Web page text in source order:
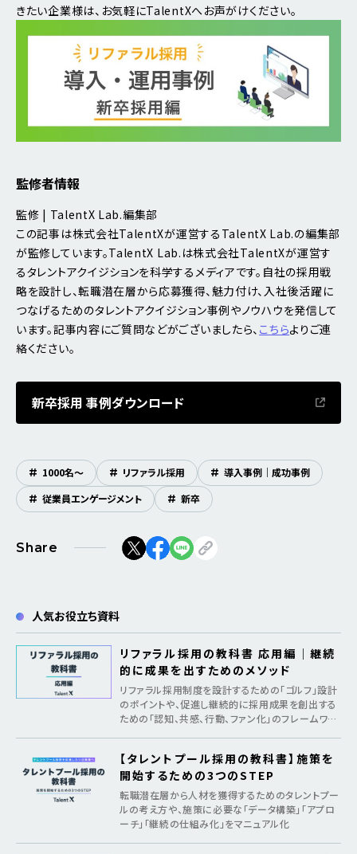
きたい企業様は、お気軽にTalentXへお声がけください。
監修者情報
監修 | TalentX Lab.編集部
この記事は株式会社TalentXが運営するTalentX Lab.の編集部
が監修しています。TalentX Lab.は株式会社TalentXが運営す
るタレントアクイジションを科学するメディアです。自社の採用戦
略を設計し、転職潜在層から応募獲得、魅力付け、入社後活躍に
つなげるためのタレントアクイジション事例やノウハウを発信して
います。記事内容にご質問などがございましたら、 こちらよりご連
絡ください。
新卒採用 事例ダウンロード
# 1000名〜 # リファラル採用 # 導入事例｜成功事例
# 従業員エンゲージメント # 新卒
Share
人気お役立ち資料
リファラル採用の教科書 応用編｜継続
的に成果を出すためのメソッド
リファラル採用制度を設計するための「ゴルフ」設計
のポイントや、促進し継続的に採用成果を創出する
ための「認知、共感、行動、ファン化」のフレームワー
【タレントプール採用の教科書】施策を
開始するための3つのSTEP
転職潜在層から人材を獲得するためのタレントプー
ルの考え方や、施策に必要な「データ構築」「アプロ
ーチ」「継続の仕組み化」をマニュアル化